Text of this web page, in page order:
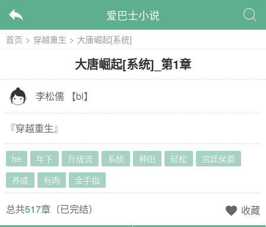
 爱巴士小说 
首页 > 穿越重生 > 大唐崛起[系统]
大唐崛起[系统] 第1章
 李松儒 【bl】
『穿越重生』
he 年下 升级流 系统 种田 轻松
宫廷侯爵
养成
有肉 金手指
总共517章（已完结）  收藏